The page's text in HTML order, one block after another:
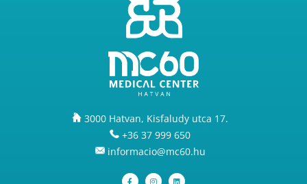
3000 Hatvan, Kisfaludy utca 17.
+36 37 999 650
informacio@mc60.hu